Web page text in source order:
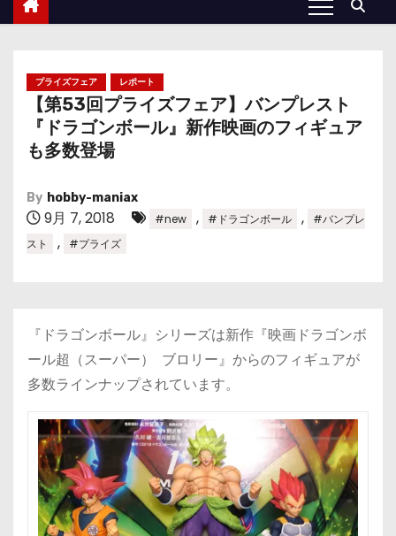
プライズフェア レポート
【第53回プライズフェア】バンプレスト
『ドラゴンボール』新作映画のフィギュア
も多数登場
By hobby-maniax
9月 7, 2018 #new , #ドラゴンボール ,
#バンプレ
スト
, #プライズ
『ドラゴンボール』シリーズは新作『映画ドラゴンボ
ール超（スーパー） ブロリー』からのフィギュアが
多数ラインナップされています。